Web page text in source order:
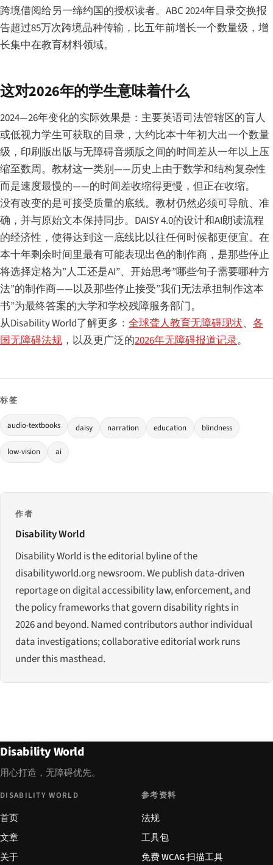
跨境借阅给另一缔约国的授权读者。ABC 2024年目录交换报
告超过85万次跨境品种传输，比五年前增长一个数量级，增
长集中在教育材料领域。
这对2026年的学生意味着什么
2024—26年变化的实际效果是：主要英语司法管辖区的盲人
或低视力学生可获取的目录，大约比本十年初大出一个数量
级，印刷版出版与无障碍音频版之间的时间差从一年以上压
缩至数周。教材这一类别——历史上由于数学和结构复杂性
而是速度最慢的——的时间差收缩得更慢，但正在收缩。
没有改变的是可接受质量的底线。教材仍然必须可导航、准
确，并与原始文本保持同步。DAISY 4.0的设计和AI朗读流程
的经济性，使得达到这一底线比以往任何时候都更便宜。在
本十年剩余时间里最有可能表现出色的制作商，是那些停止
将选择定格为”人工还是AI”、开始思考”哪些句子需要哪种方
法”的制作商——以及那些停止接受”我们无法承担制作这本
书”为最终答案的大学和学校残障服务部门。
从Disability World了解更多： 全球聋人教育无障碍现状、 各
国无障碍法规 ，以及更广泛的2026年无障碍报道记录。
标签
audio-textbooks daisy narration education blindness
low-vision ai
作者
Disability World
Disability World is the editorial byline of the
disabilityworld.org newsroom. We publish data-driven
reportage on digital accessibility law, enforcement, and
the policy frameworks that govern disability rights in
2026 and beyond. Named contributors author individual
data investigations; collaborative editorial work runs
under this masthead.
Disability World
用心打造，无障碍优先。
DISABILITY WORLD
首页
文章
关于
参考资料
法规
工具包
免费 WCAG 扫描工具